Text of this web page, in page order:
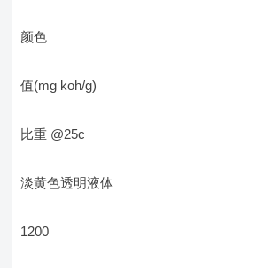
颜色
值(mg koh/g)
比重 @25c
淡黄色透明液体
1200